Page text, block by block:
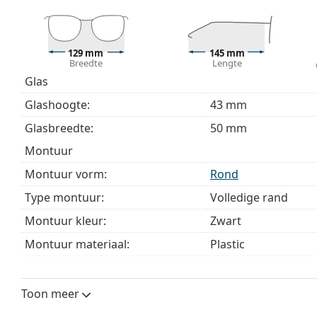
Bekijk het volledige assortiment
brillenvoor meer
bij het kiezen.
Het is een medisch hulpmiddel. Lees de instructies
129 mm
Breedte
145 mm
Lengte
Glas
Glashoogte:
43 mm
Glasbreedte:
50 mm
montuur
Montuur vorm:
Rond
Type montuur:
Volledige rand
Montuur kleur:
Zwart
Montuur materiaal:
Plastic
Breedte:
Toon meer